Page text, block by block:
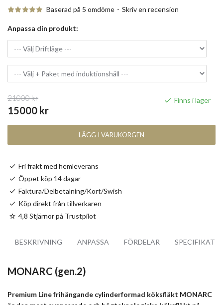
Baserad på 5 omdöme - Skriv en recension
15000 kr
21000 kr Finns i lager
Anpassa din produkt:
LÄGG I VARUKORGEN
Fri frakt med hemleverans
Öppet köp 14 dagar
Faktura/Delbetalning/Kort/Swish
Köp direkt från tillverkaren
4,8 Stjärnor på Trustpilot
BESKRIVNING ANPASSA FÖRDELAR
MONARC (gen.2)
Premium Line frihängande cylinderformad köksfläkt MONARC